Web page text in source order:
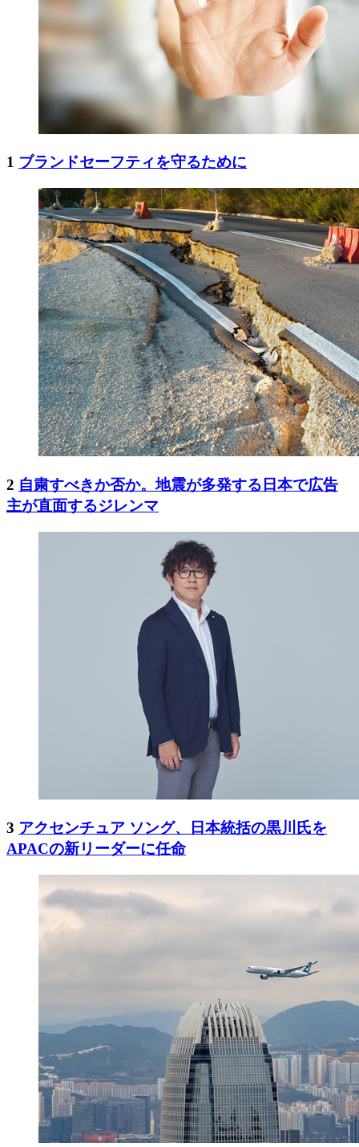
1 ブランドセーフティを守るために
2 自粛すべきか否か。地震が多発する日本で広告
主が直面するジレンマ
3 アクセンチュア ソング、日本統括の黒川氏を
APACの新リーダーに任命